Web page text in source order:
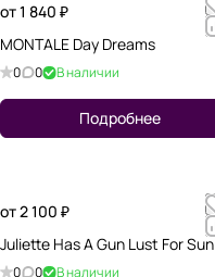
от 1 840 ₽
MONTALE Day Dreams
0 0 В наличии
Подробнее
от 2 100 ₽
Juliette Has A Gun Lust For Sun
0 0 В наличии